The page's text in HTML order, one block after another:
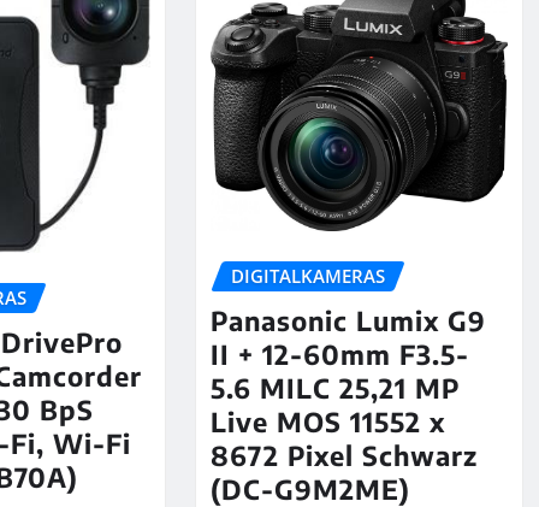
BpS
Fi, Wi-Fi
DIGITALKAMERAS
Panasonic Lumix G9
II + 12-60mm F3.5-
5.6 MILC 25,21 MP
Live MOS 11552 x
8672 Pixel Schwarz
(DC-G9M2ME)